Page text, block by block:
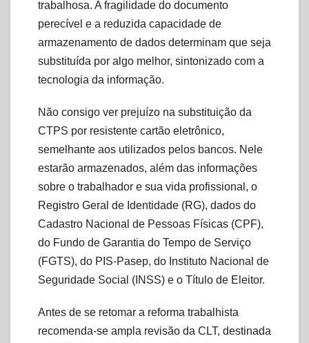
trabalhosa. A fragilidade do documento
perecível e a reduzida capacidade de
armazenamento de dados determinam que seja
substituída por algo melhor, sintonizado com a
tecnologia da informação.
Não consigo ver prejuízo na substituição da
CTPS por resistente cartão eletrônico,
semelhante aos utilizados pelos bancos. Nele
estarão armazenados, além das informações
sobre o trabalhador e sua vida profissional, o
Registro Geral de Identidade (RG), dados do
Cadastro Nacional de Pessoas Físicas (CPF),
do Fundo de Garantia do Tempo de Serviço
(FGTS), do PIS-Pasep, do Instituto Nacional de
Seguridade Social (INSS) e o Título de Eleitor.
Antes de se retomar a reforma trabalhista
recomenda-se ampla revisão da CLT, destinada